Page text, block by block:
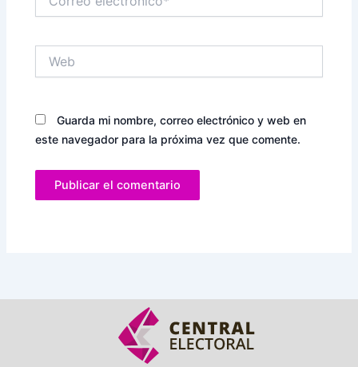
electrónico*
Guarda mi nombre, correo electrónico y web en
este navegador para la próxima vez que comente.